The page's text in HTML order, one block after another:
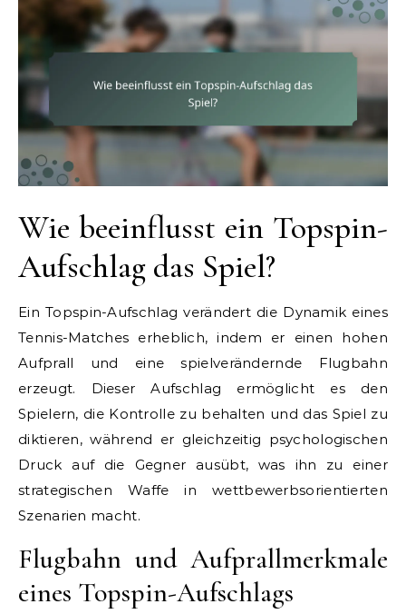
Wie beeinflusst ein Topspin-
Aufschlag das Spiel?
Ein Topspin-Aufschlag verändert die Dynamik eines
Tennis-Matches erheblich, indem er einen hohen
Aufprall und eine spielverändernde Flugbahn
erzeugt. Dieser Aufschlag ermöglicht es den
Spielern, die Kontrolle zu behalten und das Spiel zu
diktieren, während er gleichzeitig psychologischen
Druck auf die Gegner ausübt, was ihn zu einer
strategischen Waffe in wettbewerbsorientierten
Szenarien macht.
Flugbahn und Aufprallmerkmale
eines Topspin-Aufschlags